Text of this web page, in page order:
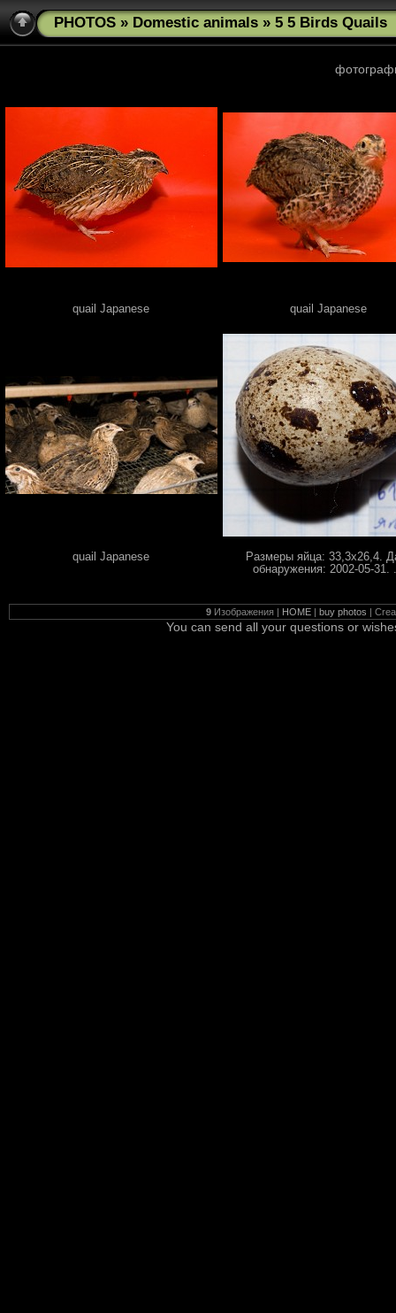
PHOTOS » Domestic animals » 5 5 Birds Quails
quail Japanese quail Japanese
quail Japanese
Размеры яйца: 33,3х26,4.
обнаружения: 2002-05-31.
9 Изображения | HOME | buy photos |
You can send all your questions or